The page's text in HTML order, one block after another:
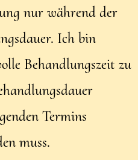
nur während der
Ich bin
Behandlungszeit zu
Termins
muss.